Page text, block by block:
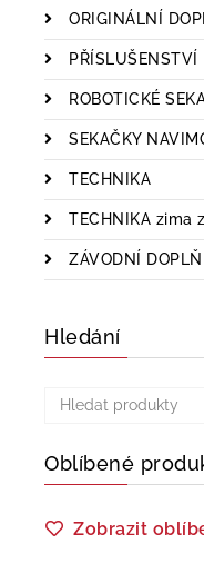
ORIGINÁLNÍ
PŘÍSLUŠENSTVÍ
ROBOTICKÉ
SEKAČKY
TECHNIKA
TECHNIKA zima
ZÁVODNÍ
Hledání
Oblíbené
Zobrazit